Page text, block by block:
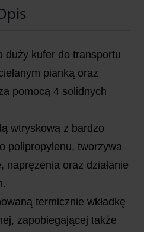
duży kufer do transportu
pianką oraz
pomocą 4 solidnych
wtryskową z bardzo
polipropylenu, tworzywa
naprężenia oraz działanie
termicznie wkładkę
zapobiegającej także